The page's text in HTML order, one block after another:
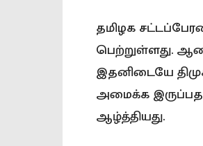
தமிழக
பெற்றுள்ளது.
இதனிடையே
அமைக்க
ஆழ்த்தியது.